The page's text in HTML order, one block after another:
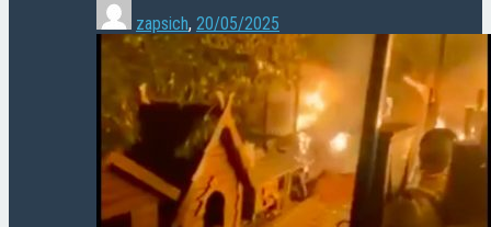
zapsich, 20/05/2025